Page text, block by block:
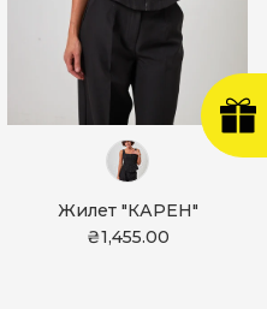
Жилет "КАРЕН"
₴1,455.00